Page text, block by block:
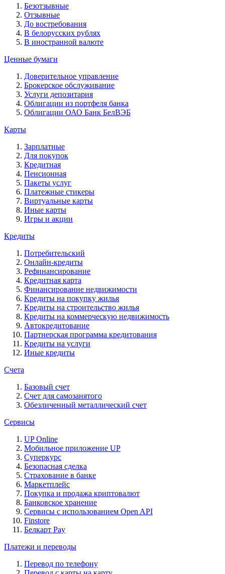
Безотзывные
Отзывные
До востребования
В белорусских рублях
В иностранной валюте
Ценные бумаги
Доверительное управление
Брокерское обслуживание
Услуги депозитария
Облигации из портфеля банка
Облигации ОАО Банк БелВЭБ
Карты
Зарплатные
Для покупок
Кредитная
Пенсионная
Пакеты услуг
Платежные стикеры
Виртуальные карты
Иные карты
Игры и акции
Кредиты
Потребительский
Онлайн-кредиты
Рефинансирование
Кредитная карта
Финансирование недвижимости
Кредиты на покупку жилья
Кредиты на строительство жилья
Кредиты на коммерческую недвижимость
Автокредитование
Партнерская программа кредитования
Кредиты на услуги
Иные кредиты
Счета
Базовый счет
Счет для самозанятого
Обезличенный металлический счет
Сервисы
UP Online
Мобильное приложение UP
Суперкурс
Безопасная сделка
Страхование в банке
Маркетплейс
Покупка и продажа криптовалют
Банковское хранение
Сервисы с использованием Open API
Finstore
Белкарт Pay
Платежи и переводы
Перевод по телефону